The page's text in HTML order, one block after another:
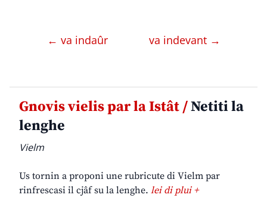
← va indaûr va indevant →
Gnovis vielis par la Istât /Netiti la
lenghe
Vielm
Us tornin a proponi une rubricute di Vielm par
rinfrescasi il cjâf su la lenghe. lei di plui +